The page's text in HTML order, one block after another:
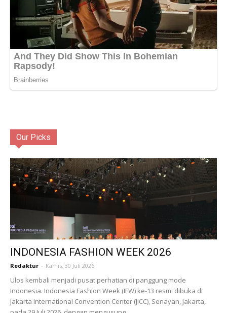
Our Picks
INDONESIA FASHION WEEK 2026
Redaktur - Kamis, 30 Juli 2026
Ulos kembali menjadi pusat perhatian di panggung mode
Indonesia. Indonesia Fashion Week (IFW) ke-13 resmi dibuka di
Jakarta International Convention Center (JICC), Senayan, Jakarta,